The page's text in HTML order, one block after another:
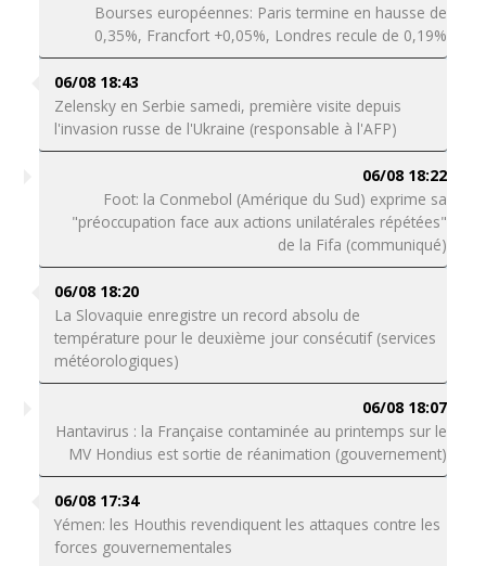
Bourses européennes: Paris termine en hausse de
0,35%, Francfort +0,05%, Londres recule de 0,19%
06/08 18:43
Zelensky en Serbie samedi, première visite depuis
l'invasion russe de l'Ukraine (responsable à l'AFP)
06/08 18:22
Foot: la Conmebol (Amérique du Sud) exprime sa
"préoccupation face aux actions unilatérales répétées"
de la Fifa (communiqué)
06/08 18:20
La Slovaquie enregistre un record absolu de
température pour le deuxième jour consécutif (services
météorologiques)
06/08 18:07
Hantavirus : la Française contaminée au printemps sur le
MV Hondius est sortie de réanimation (gouvernement)
06/08 17:34
Yémen: les Houthis revendiquent les attaques contre les
forces gouvernementales